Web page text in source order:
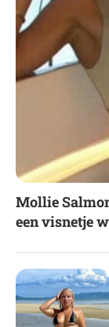
Mollie
een visnetje